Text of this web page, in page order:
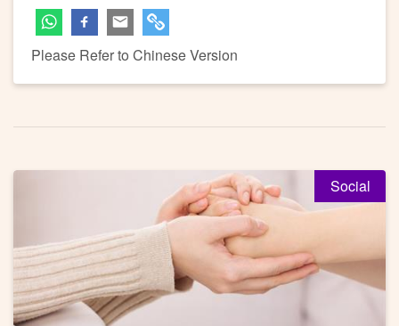
Please Refer to Chinese Version
Social